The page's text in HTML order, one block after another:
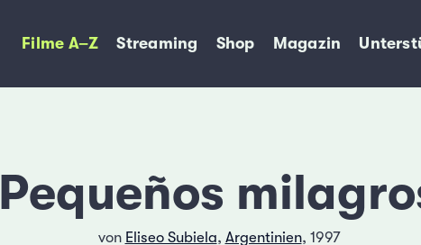
Filme A–Z Streaming Shop Magazin
Pequeños
von Eliseo Subiela, Argentinien, 1997